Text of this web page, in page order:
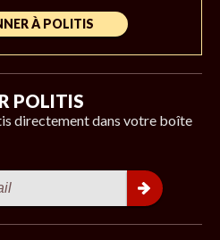
À POLITIS
POLITIS
directement dans votre boîte